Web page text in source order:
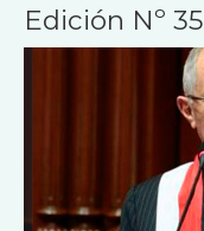
Edición Nº 35